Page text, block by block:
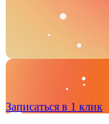
Записаться в 1 клик